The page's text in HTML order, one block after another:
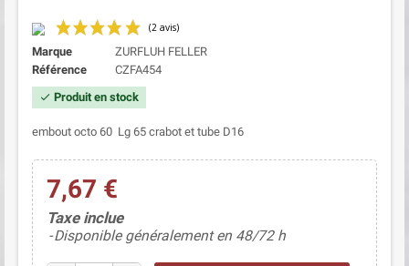
Marque
ZURFLUH FELLER
Référence
CZFA454
check Produit en stock
embout octo 60 Lg 65 crabot et tube D16
7,67 €
Taxe inclue
Disponible généralement en 48/72 h